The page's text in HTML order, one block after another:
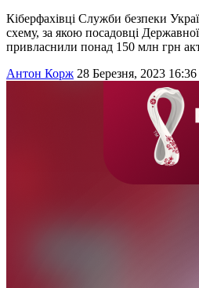
Кіберфахівці Служби безпеки
схему, за якою посадовці
привласнили понад 150 млн грн
Антон Корж 28 Березня, 2023 16:36